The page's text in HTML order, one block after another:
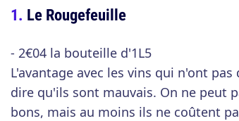
Le Rougefeuille
- 2€04 la bouteille d'1L5
L'avantage avec les vins qui n'ont
dire qu'ils sont mauvais. On ne peut
bons, mais au moins ils ne coûtent